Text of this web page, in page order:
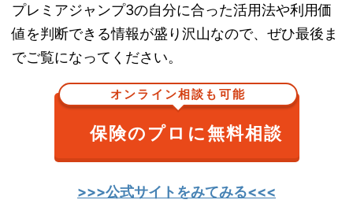
プレミアジャンプ3の自分に合った活用法や利用価
値を判断できる情報が盛り沢山なので、ぜひ最後ま
でご覧になってください。
オンライン相談も可能
保険のプロに無料相談
>>>公式サイトをみてみる<<<